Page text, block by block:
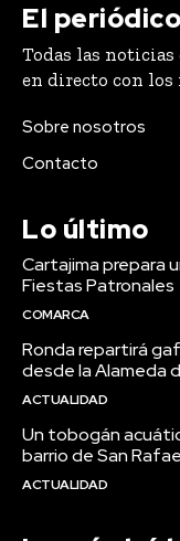
El
Todas las noticias
en directo con los
Sobre nosotros
Contacto
Lo último
Cartajima prepara
Fiestas Patronales
COMARCA
Ronda repartirá
desde la Alameda
ACTUALIDAD
Un tobogán
barrio de San
ACTUALIDAD